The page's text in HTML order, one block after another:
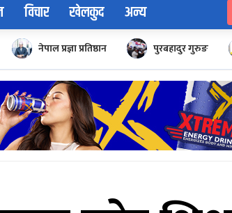
विचार खेलकुद अन्य
नेपाल प्रज्ञा प्रतिष्ठान पुरबहादुर गुरुङ